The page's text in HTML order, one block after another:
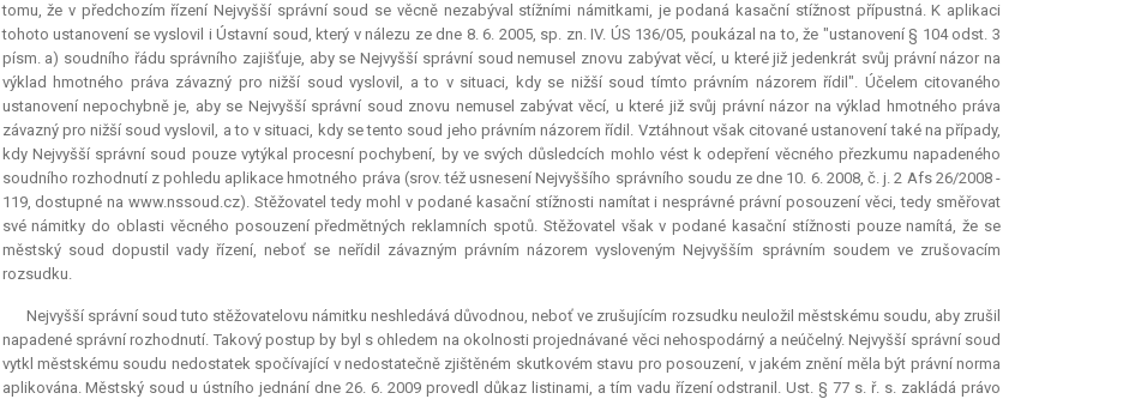
tomu, že v předchozím řízení Nejvyšší správní soud se věcně nezabýval stížními námitkami, je podaná kasační stížnost přípustná. K aplikaci
tohoto ustanovení se vyslovil i Ústavní soud, který v nálezu ze dne 8. 6. 2005, sp. zn. IV. ÚS 136/05, poukázal na to, že "ustanovení § 104 odst. 3
písm. a) soudního řádu správního zajišťuje, aby se Nejvyšší správní soud nemusel znovu zabývat věcí, u které již jedenkrát svůj právní názor na
výklad hmotného práva závazný pro nižší soud vyslovil, a to v situaci, kdy se nižší soud tímto právním názorem řídil". Účelem citovaného
ustanovení nepochybně je, aby se Nejvyšší správní soud znovu nemusel zabývat věcí, u které již svůj právní názor na výklad hmotného práva
závazný pro nižší soud vyslovil, a to v situaci, kdy se tento soud jeho právním názorem řídil. Vztáhnout však citované ustanovení také na případy,
kdy Nejvyšší správní soud pouze vytýkal procesní pochybení, by ve svých důsledcích mohlo vést k odepření věcného přezkumu napadeného
soudního rozhodnutí z pohledu aplikace hmotného práva (srov. též usnesení Nejvyššího správního soudu ze dne 10. 6. 2008, č. j. 2 Afs 26/2008 -
119, dostupné na www.nssoud.cz). Stěžovatel tedy mohl v podané kasační stížnosti namítat i nesprávné právní posouzení věci, tedy směřovat
své námitky do oblasti věcného posouzení předmětných reklamních spotů. Stěžovatel však v podané kasační stížnosti pouze namítá, že se
městský soud dopustil vady řízení, neboť se neřídil závazným právním názorem vysloveným Nejvyšším správním soudem ve zrušovacím
rozsudku.
Nejvyšší správní soud tuto stěžovatelovu námitku neshledává důvodnou, neboť ve zrušujícím rozsudku neuložil městskému soudu, aby zrušil
napadené správní rozhodnutí. Takový postup by byl s ohledem na okolnosti projednávané věci nehospodárný a neúčelný. Nejvyšší správní soud
vytkl městskému soudu nedostatek spočívající v nedostatečně zjištěném skutkovém stavu pro posouzení, v jakém znění měla být právní norma
aplikována. Městský soud u ústního jednání dne 26. 6. 2009 provedl důkaz listinami, a tím vadu řízení odstranil. Ust. § 77 s. ř. s. zakládá právo